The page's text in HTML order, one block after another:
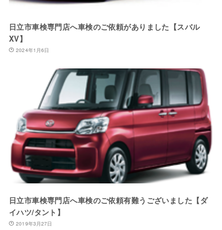
日立市車検専門店へ車検のご依頼がありました【スバル
XV】
2024年1月6日
日立市車検専門店へ車検のご依頼有難うございました【ダ
イハツ/タント】
2019年3月27日